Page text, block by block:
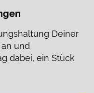
Deiner
und
dabei, ein Stück